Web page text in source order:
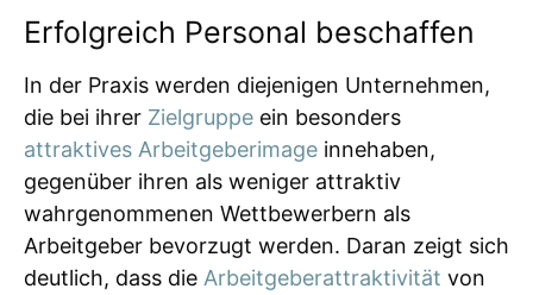
Erfolgreich Personal beschaffen
In der Praxis werden diejenigen Unternehmen,
die bei ihrer Zielgruppe ein besonders
attraktives Arbeitgeberimage innehaben,
gegenüber ihren als weniger attraktiv
wahrgenommenen Wettbewerbern als
Arbeitgeber bevorzugt werden. Daran zeigt sich
deutlich, dass die Arbeitgeberattraktivität von